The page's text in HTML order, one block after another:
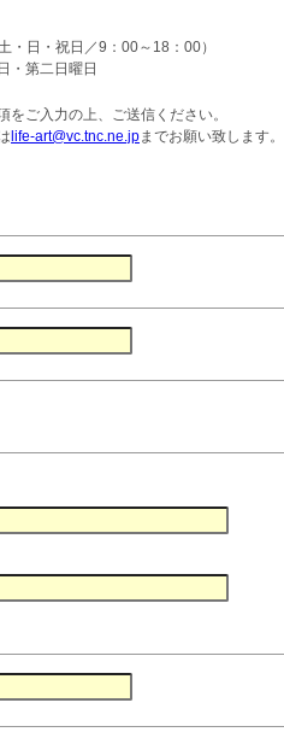
日・祝日／9：00～18：00）
・第二日曜日
ご入力の上、ご送信ください。
life-art@vc.tnc.ne.jpまでお願い致します。